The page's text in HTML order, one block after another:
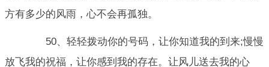
方有多少的风雨，心不会再孤独。
50、轻轻拨动你的号码，让你知道我的到来;慢慢
放飞我的祝福，让你感到我的存在。让风儿送去我的心